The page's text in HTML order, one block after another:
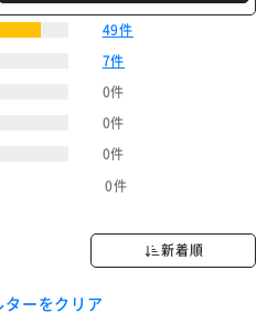
49件
7件
0件
0件
0件
0件
新着順
ターをクリア